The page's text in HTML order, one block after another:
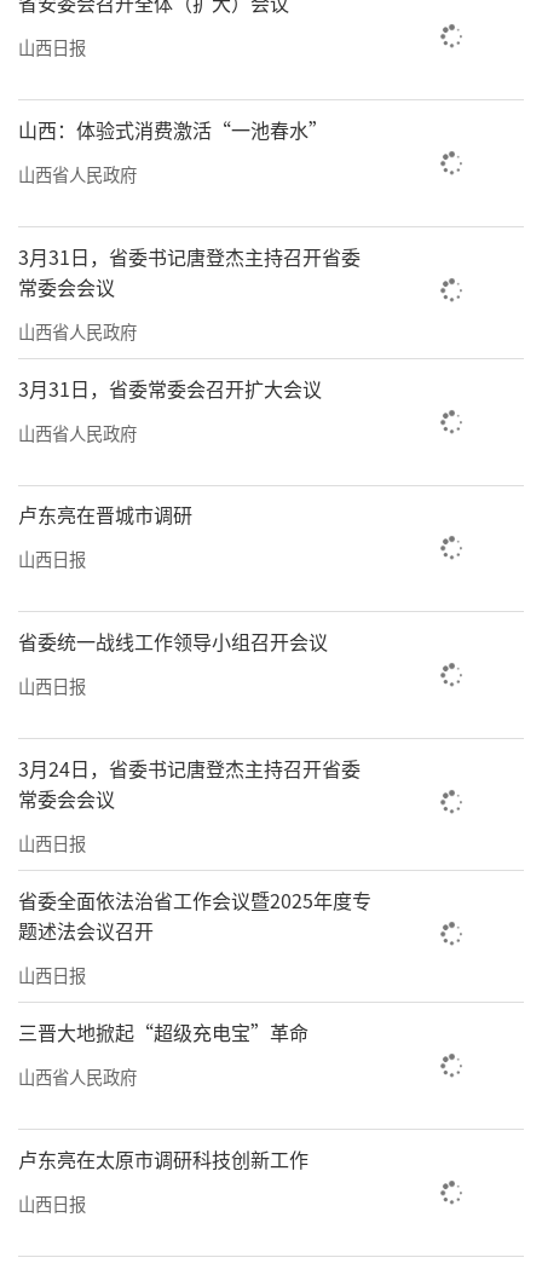
山西日报
山西：体验式消费激活“一池春水”
山西省人民政府
3月31日，省委书记唐登杰主持召开省委
常委会会议
山西省人民政府
3月31日，省委常委会召开扩大会议
山西省人民政府
卢东亮在晋城市调研
山西日报
省委统一战线工作领导小组召开会议
山西日报
3月24日，省委书记唐登杰主持召开省委
常委会会议
山西日报
省委全面依法治省工作会议暨2025年度专
题述法会议召开
山西日报
三晋大地掀起“超级充电宝”革命
山西省人民政府
卢东亮在太原市调研科技创新工作
山西日报